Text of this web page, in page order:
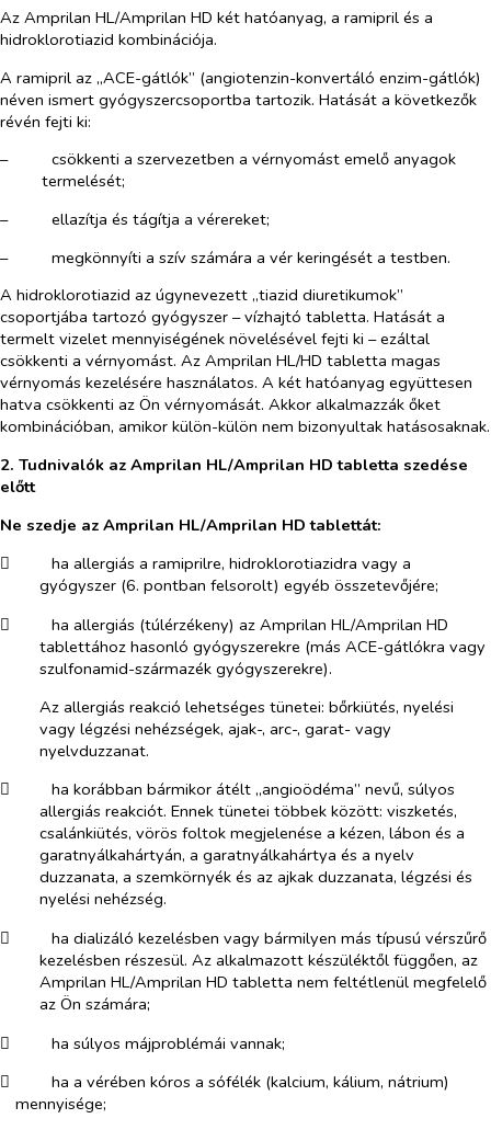
Az Amprilan HL/Amprilan HD két hatóanyag, a ramipril és a
hidroklorotiazid kombinációja.
A ramipril az „ACE-gátlók” (angiotenzin-konvertáló enzim-gátlók)
néven ismert gyógyszercsoportba tartozik. Hatását a következők
révén fejti ki:
–​
csökkenti a szervezetben a vérnyomást emelő anyagok
termelését;
–​
ellazítja és tágítja a vérereket;
–​
megkönnyíti a szív számára a vér keringését a testben.
A hidroklorotiazid az úgynevezett „tiazid diuretikumok”
csoportjába tartozó gyógyszer – vízhajtó tabletta. Hatását a
termelt vizelet mennyiségének növelésével fejti ki – ezáltal
csökkenti a vérnyomást. Az Amprilan HL/HD tabletta magas
vérnyomás kezelésére használatos. A két hatóanyag együttesen
hatva csökkenti az Ön vérnyomását. Akkor alkalmazzák őket
kombinációban, amikor külön-külön nem bizonyultak hatásosaknak.
2. Tudnivalók az Amprilan HL/Amprilan HD tabletta szedése
előtt
Ne szedje az Amprilan HL/Amprilan HD tablettát:
​
ha allergiás a ramiprilre, hidroklorotiazidra vagy a
gyógyszer (6. pontban felsorolt) egyéb összetevőjére;
​
ha allergiás (túlérzékeny) az Amprilan HL/Amprilan HD
tablettához hasonló gyógyszerekre (más ACE-gátlókra vagy
szulfonamid-származék gyógyszerekre).
Az allergiás reakció lehetséges tünetei: bőrkiütés, nyelési
vagy légzési nehézségek, ajak-, arc-, garat- vagy
nyelvduzzanat.
​
ha korábban bármikor átélt „angioödéma” nevű, súlyos
allergiás reakciót. Ennek tünetei többek között: viszketés,
csalánkiütés, vörös foltok megjelenése a kézen, lábon és a
garatnyálkahártyán, a garatnyálkahártya és a nyelv
duzzanata, a szemkörnyék és az ajkak duzzanata, légzési és
nyelési nehézség.
​
ha dializáló kezelésben vagy bármilyen más típusú vérszűrő
kezelésben részesül. Az alkalmazott készüléktől függően, az
Amprilan HL/Amprilan HD tabletta nem feltétlenül megfelelő
az Ön számára;
​
ha súlyos májproblémái vannak;
​
ha a vérében kóros a sófélék (kalcium, kálium, nátrium)
mennyisége;